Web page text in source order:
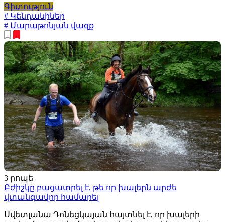
Գիտություն
# Կենդանիներ
# Մարաթոնյան վազք
3 րոպե
Բժիշկը բացատրել է, թե որ խալերն արժե
վտանգավոր համարել
Սվետլանա Դոնեցկայան հայտնել է, որ խալերի